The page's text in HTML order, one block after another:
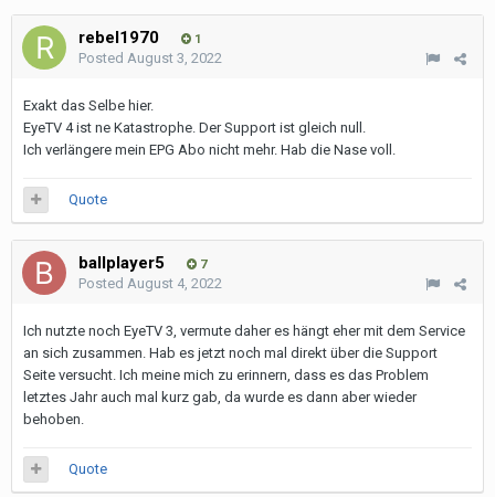
rebel1970 1
Posted August 3, 2022
Exakt das Selbe hier.
EyeTV 4 ist ne Katastrophe. Der Support ist gleich null.
Ich verlängere mein EPG Abo nicht mehr. Hab die Nase voll.
Quote
ballplayer5 7
Posted August 4, 2022
Ich nutzte noch EyeTV 3, vermute daher es hängt eher mit dem Service
an sich zusammen. Hab es jetzt noch mal direkt über die Support
Seite versucht. Ich meine mich zu erinnern, dass es das Problem
letztes Jahr auch mal kurz gab, da wurde es dann aber wieder
behoben.
Quote